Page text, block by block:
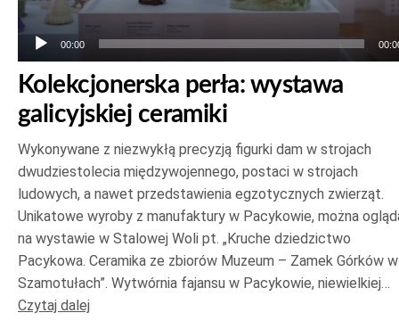
00:00
Kolekcjonerska perła: wystawa
galicyjskiej ceramiki
Wykonywane z niezwykłą precyzją figurki dam w strojach
dwudziestolecia międzywojennego, postaci w strojach
ludowych, a nawet przedstawienia egzotycznych zwierząt.
Unikatowe wyroby z manufaktury w Pacykowie, można
na wystawie w Stalowej Woli pt. „Kruche dziedzictwo
Pacykowa. Ceramika ze zbiorów Muzeum – Zamek Górków w
Szamotułach”. Wytwórnia fajansu w Pacykowie, niewielkiej…
Czytaj dalej